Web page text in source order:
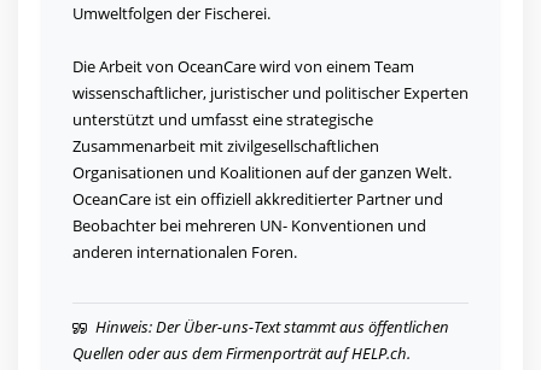
Umweltfolgen der Fischerei.
Die Arbeit von OceanCare wird von einem Team
wissenschaftlicher, juristischer und politischer Experten
unterstützt und umfasst eine strategische
Zusammenarbeit mit zivilgesellschaftlichen
Organisationen und Koalitionen auf der ganzen Welt.
OceanCare ist ein offiziell akkreditierter Partner und
Beobachter bei mehreren UN- Konventionen und
anderen internationalen Foren.
Hinweis: Der Über-uns-Text stammt aus öffentlichen
Quellen oder aus dem Firmenporträt auf HELP.ch.